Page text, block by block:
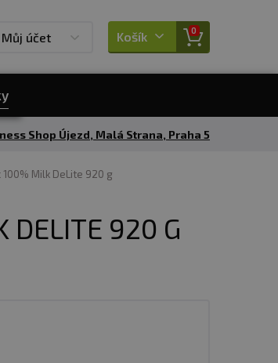
Můj účet Košík 0
Shop Újezd, Malá Strana, Praha 5
100% Milk DeLite 920 g
DELITE 920 G